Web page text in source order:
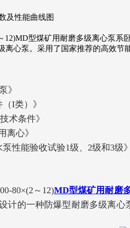
及性能曲线图
12)MD型煤矿用耐磨多级离心泵
离心泵。采用了国家推荐的高效
》
I类）》
术条件》
心》
能验收试验1级、2级和3级》
80×(2～12)MD型煤矿用耐磨
计的一种防爆型耐磨多级离